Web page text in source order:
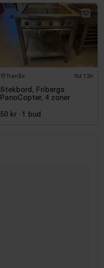
Tranås 5d 13h
Stekbord, Fribergs
PanoCopter, 4 zoner
50 kr · 1 bud